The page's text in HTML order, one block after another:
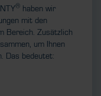
® haben wir
mit den
Bereich. Zusätzlich
um Ihnen
Das bedeutet: